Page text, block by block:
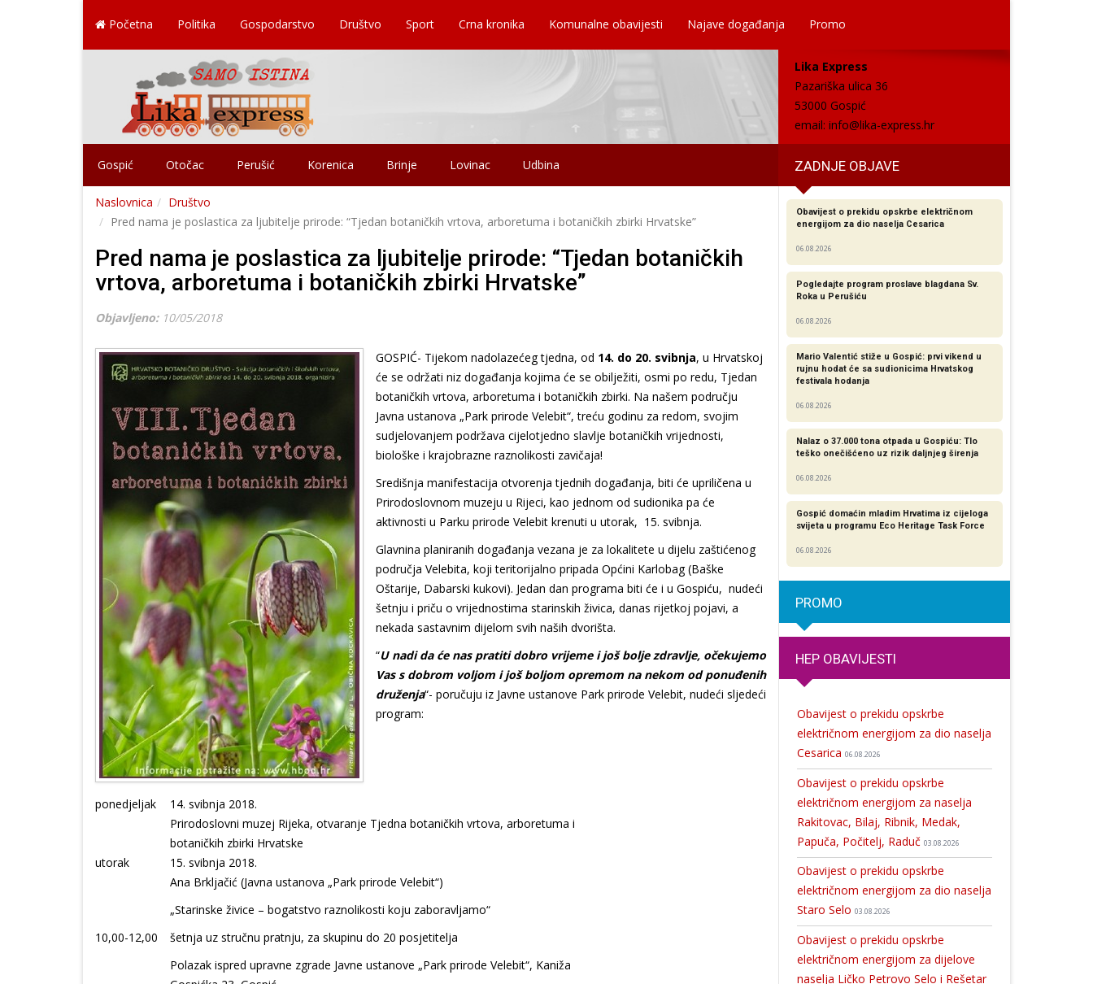
Početna Politika Gospodarstvo Društvo Sport Crna kronika Komunalne obavijesti Najave događanja Promo
Lika Express
Pazariška ulica 36
53000 Gospić
email: info@lika-express.hr
Gospić Otočac Perušić Korenica Brinje Lovinac Udbina ZADNJE OBJAVE
Naslovnica
Društvo
Pred nama je poslastica za ljubitelje prirode: “Tjedan botaničkih vrtova, arboretuma i botaničkih zbirki Hrvatske”
Pred nama je poslastica za ljubitelje prirode: “Tjedan botaničkih
vrtova, arboretuma i botaničkih zbirki Hrvatske”
Objavljeno: 10/05/2018
GOSPIĆ- Tijekom nadolazećeg tjedna, od 14. do 20. svibnja, u Hrvatskoj
će se održati niz događanja kojima će se obilježiti, osmi po redu, Tjedan
botaničkih vrtova, arboretuma i botaničkih zbirki. Na našem području
Javna ustanova „Park prirode Velebit“, treću godinu za redom, svojim
sudjelovanjem podržava cijelotjedno slavlje botaničkih vrijednosti,
biološke i krajobrazne raznolikosti zavičaja!
Središnja manifestacija otvorenja tjednih događanja, biti će upriličena u
Prirodoslovnom muzeju u Rijeci, kao jednom od sudionika pa će
aktivnosti u Parku prirode Velebit krenuti u utorak, 15. svibnja.
Glavnina planiranih događanja vezana je za lokalitete u dijelu zaštićenog
područja Velebita, koji teritorijalno pripada Općini Karlobag (Baške
Oštarije, Dabarski kukovi). Jedan dan programa biti će i u Gospiću, nudeći
šetnju i priču o vrijednostima starinskih živica, danas rijetkoj pojavi, a
nekada sastavnim dijelom svih naših dvorišta.
“U nadi da će nas pratiti dobro vrijeme i još bolje zdravlje, očekujemo
Vas s dobrom voljom i još boljom opremom na nekom od ponuđenih
druženja“- poručuju iz Javne ustanove Park prirode Velebit, nudeći sljedeći
program:
ponedjeljak
14. svibnja 2018.
Prirodoslovni muzej Rijeka, otvaranje Tjedna botaničkih vrtova, arboretuma i
botaničkih zbirki Hrvatske
utorak
15. svibnja 2018.
10,00-12,00
Ana Brkljačić (Javna ustanova „Park prirode Velebit“)
„Starinske živice – bogatstvo raznolikosti koju zaboravljamo“
šetnja uz stručnu pratnju, za skupinu do 20 posjetitelja
Polazak ispred upravne zgrade Javne ustanove „Park prirode Velebit“, Kaniža
Obavijest o prekidu opskrbe električnom
energijom za dio naselja Cesarica
06.08.2026
Pogledajte program proslave blagdana Sv.
Roka u Perušiću
06.08.2026
Mario Valentić stiže u Gospić: prvi vikend u
rujnu hodat će sa sudionicima Hrvatskog
festivala hodanja
06.08.2026
Nalaz o 37.000 tona otpada u Gospiću: Tlo
teško onečišćeno uz rizik daljnjeg širenja
06.08.2026
Gospić domaćin mladim Hrvatima iz cijeloga
svijeta u programu Eco Heritage Task Force
06.08.2026
PROMO
HEP OBAVIJESTI
Obavijest o prekidu opskrbe
električnom energijom za dio naselja
Cesarica 06.08.2026
Obavijest o prekidu opskrbe
električnom energijom za naselja
Rakitovac, Bilaj, Ribnik, Medak,
Papuča, Počitelj, Raduč 03.08.2026
Obavijest o prekidu opskrbe
električnom energijom za dio naselja
Staro Selo 03.08.2026
Obavijest o prekidu opskrbe
električnom energijom za dijelove
naselja Ličko Petrovo Selo i Rešetar